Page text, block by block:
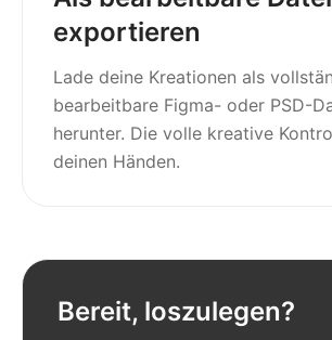
exportieren
Lade deine Kreationen als
bearbeitbare Figma- oder PSD-
herunter. Die volle kreative
deinen Händen.
Bereit, loszulegen?